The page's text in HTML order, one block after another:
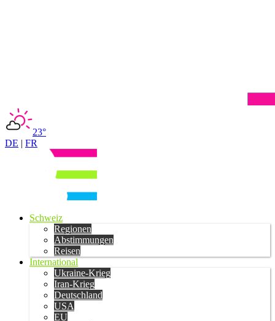
23°
DE | FR
Schweiz
Regionen
Abstimmungen
Reisen
International
Ukraine-Krieg
Iran-Krieg
Deutschland
USA
EU